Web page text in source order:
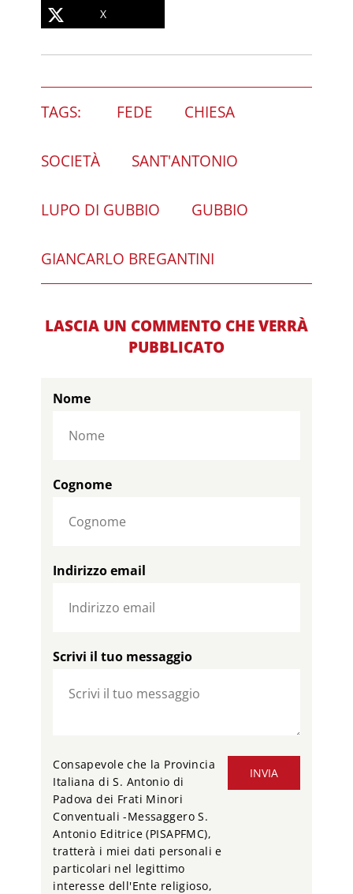
X
TAGS: FEDE CHIESA
SOCIETÀ SANT'ANTONIO
LUPO DI GUBBIO GUBBIO
GIANCARLO BREGANTINI
LASCIA UN COMMENTO CHE VERRÀ
PUBBLICATO
Nome
Cognome
Indirizzo email
Scrivi il tuo messaggio
INVIA
Consapevole che la Provincia
Italiana di S. Antonio di
Padova dei Frati Minori
Conventuali -Messaggero S.
Antonio Editrice (PISAPFMC),
tratterà i miei dati personali e
particolari nel legittimo
interesse dell'Ente religioso,